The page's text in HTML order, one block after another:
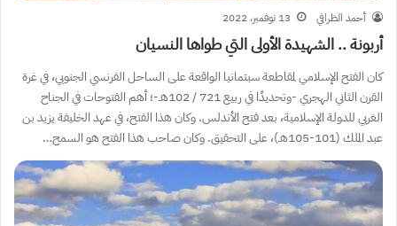
أحمد الظرافي 13 نوفمبر، 2022
أربونة .. الشهيدة الأولى التي طواها النسيان
كان الفتح الإسلامي لمقاطعة سبتمانيا الواقعة على الساحل الفرنسي الجنوبي، في غرة
القرن الثاني الهجري -وتحديدًا في ربيع 721 / 102هـ-؛ أهم الفتوحات في الجناح
الغربي للدولة الإسلامية، بعد فتح الأندلس. وكان هذا الفتح، في عهد الخليفة يزيد بن
عبد الملك (101-105هـ)، على التحقيق. وكان صاحب هذا الفتح هو السمح…